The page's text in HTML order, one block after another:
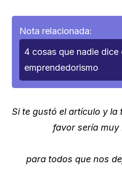
Nota relacionada:
4 cosas que nadie dice
emprendedorismo
Si te gustó el artículo y la
favor sería muy
para todos que nos